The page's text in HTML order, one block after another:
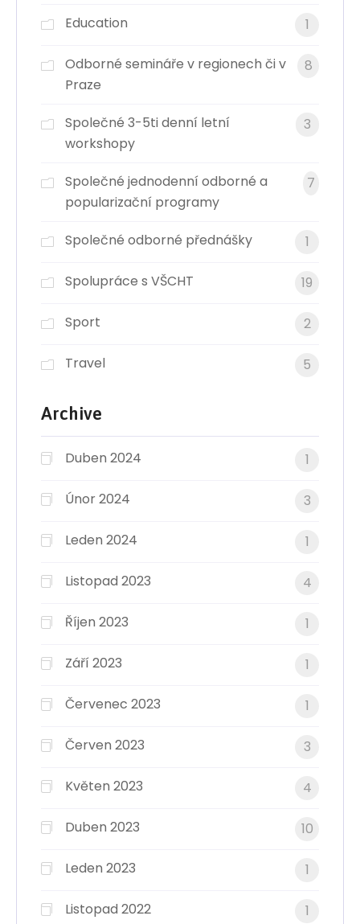
Education 1
Odborné semináře v regionech či v
Praze
8
Společné 3-5ti denní letní
workshopy
3
Společné jednodenní odborné a
popularizační programy
7
Společné odborné přednášky 1
Spolupráce s VŠCHT 19
Sport 2
Travel 5
Archive
Duben 2024 1
Únor 2024 3
Leden 2024 1
Listopad 2023 4
Říjen 2023 1
Září 2023 1
Červenec 2023 1
Červen 2023 3
Květen 2023 4
Duben 2023 10
Leden 2023 1
Listopad 2022 1